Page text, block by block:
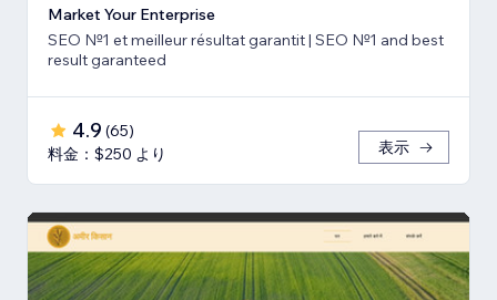
Market Your Enterprise
SEO №1 et meilleur résultat garantit | SEO №1 and best
result garanteed
4.9 (65)
料金：$250 より
表示